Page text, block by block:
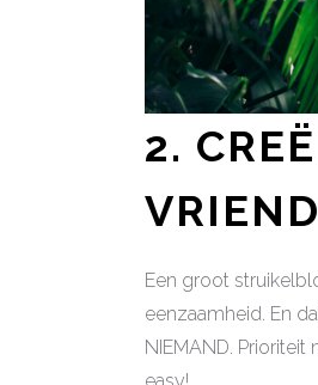
2.
Een groot
eenzaamheid. En
NIEMAND.
easy!